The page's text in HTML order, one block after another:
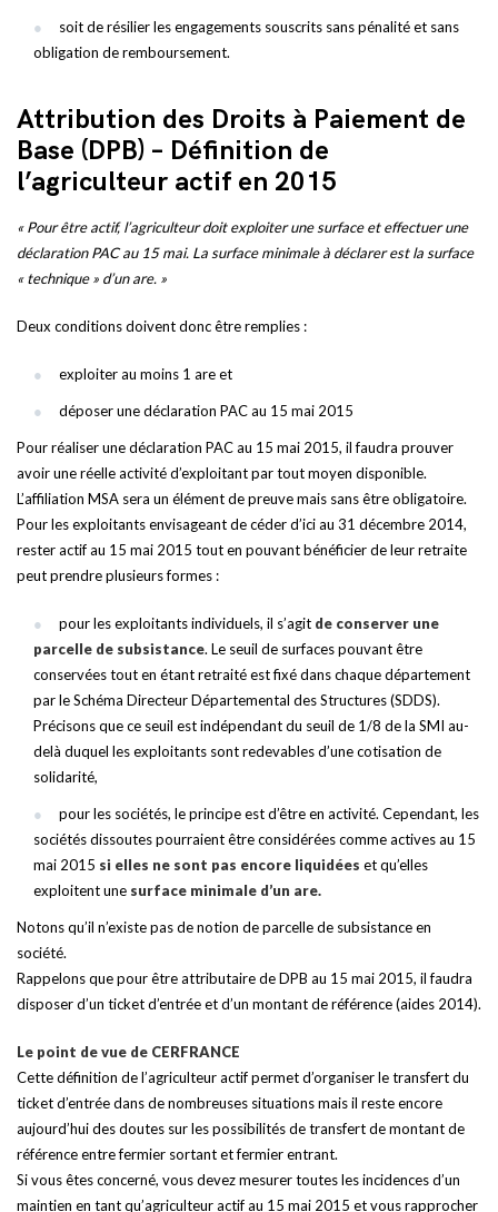
soit de résilier les engagements souscrits sans pénalité et sans
obligation de remboursement.
Attribution des Droits à Paiement de
Base (DPB) – Définition de
l’agriculteur actif en 2015
« Pour être actif, l’agriculteur doit exploiter une surface et effectuer une
déclaration PAC au 15 mai. La surface minimale à déclarer est la surface
« technique » d’un are. »
Deux conditions doivent donc être remplies :
exploiter au moins 1 are et
déposer une déclaration PAC au 15 mai 2015
Pour réaliser une déclaration PAC au 15 mai 2015, il faudra prouver
avoir une réelle activité d’exploitant par tout moyen disponible.
L’affiliation MSA sera un élément de preuve mais sans être obligatoire.
Pour les exploitants envisageant de céder d’ici au 31 décembre 2014,
rester actif au 15 mai 2015 tout en pouvant bénéficier de leur retraite
peut prendre plusieurs formes :
pour les exploitants individuels, il s’agit de conserver une
parcelle de subsistance. Le seuil de surfaces pouvant être
conservées tout en étant retraité est fixé dans chaque département
par le Schéma Directeur Départemental des Structures (SDDS).
Précisons que ce seuil est indépendant du seuil de 1/8 de la SMI au-
delà duquel les exploitants sont redevables d’une cotisation de
solidarité,
pour les sociétés, le principe est d’être en activité. Cependant, les
sociétés dissoutes pourraient être considérées comme actives au 15
mai 2015 si elles ne sont pas encore liquidées et qu’elles
exploitent une surface minimale d’un are.
Notons qu’il n’existe pas de notion de parcelle de subsistance en
société.
Rappelons que pour être attributaire de DPB au 15 mai 2015, il faudra
disposer d’un ticket d’entrée et d’un montant de référence (aides 2014).
Le point de vue de CERFRANCE
Cette définition de l’agriculteur actif permet d’organiser le transfert du
ticket d’entrée dans de nombreuses situations mais il reste encore
aujourd’hui des doutes sur les possibilités de transfert de montant de
référence entre fermier sortant et fermier entrant.
Si vous êtes concerné, vous devez mesurer toutes les incidences d’un
maintien en tant qu’agriculteur actif au 15 mai 2015 et vous rapprocher